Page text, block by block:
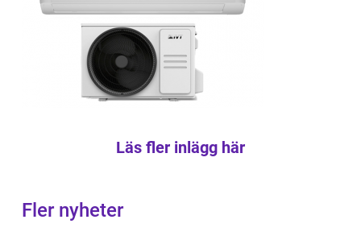
Läs fler inlägg här
Fler nyheter